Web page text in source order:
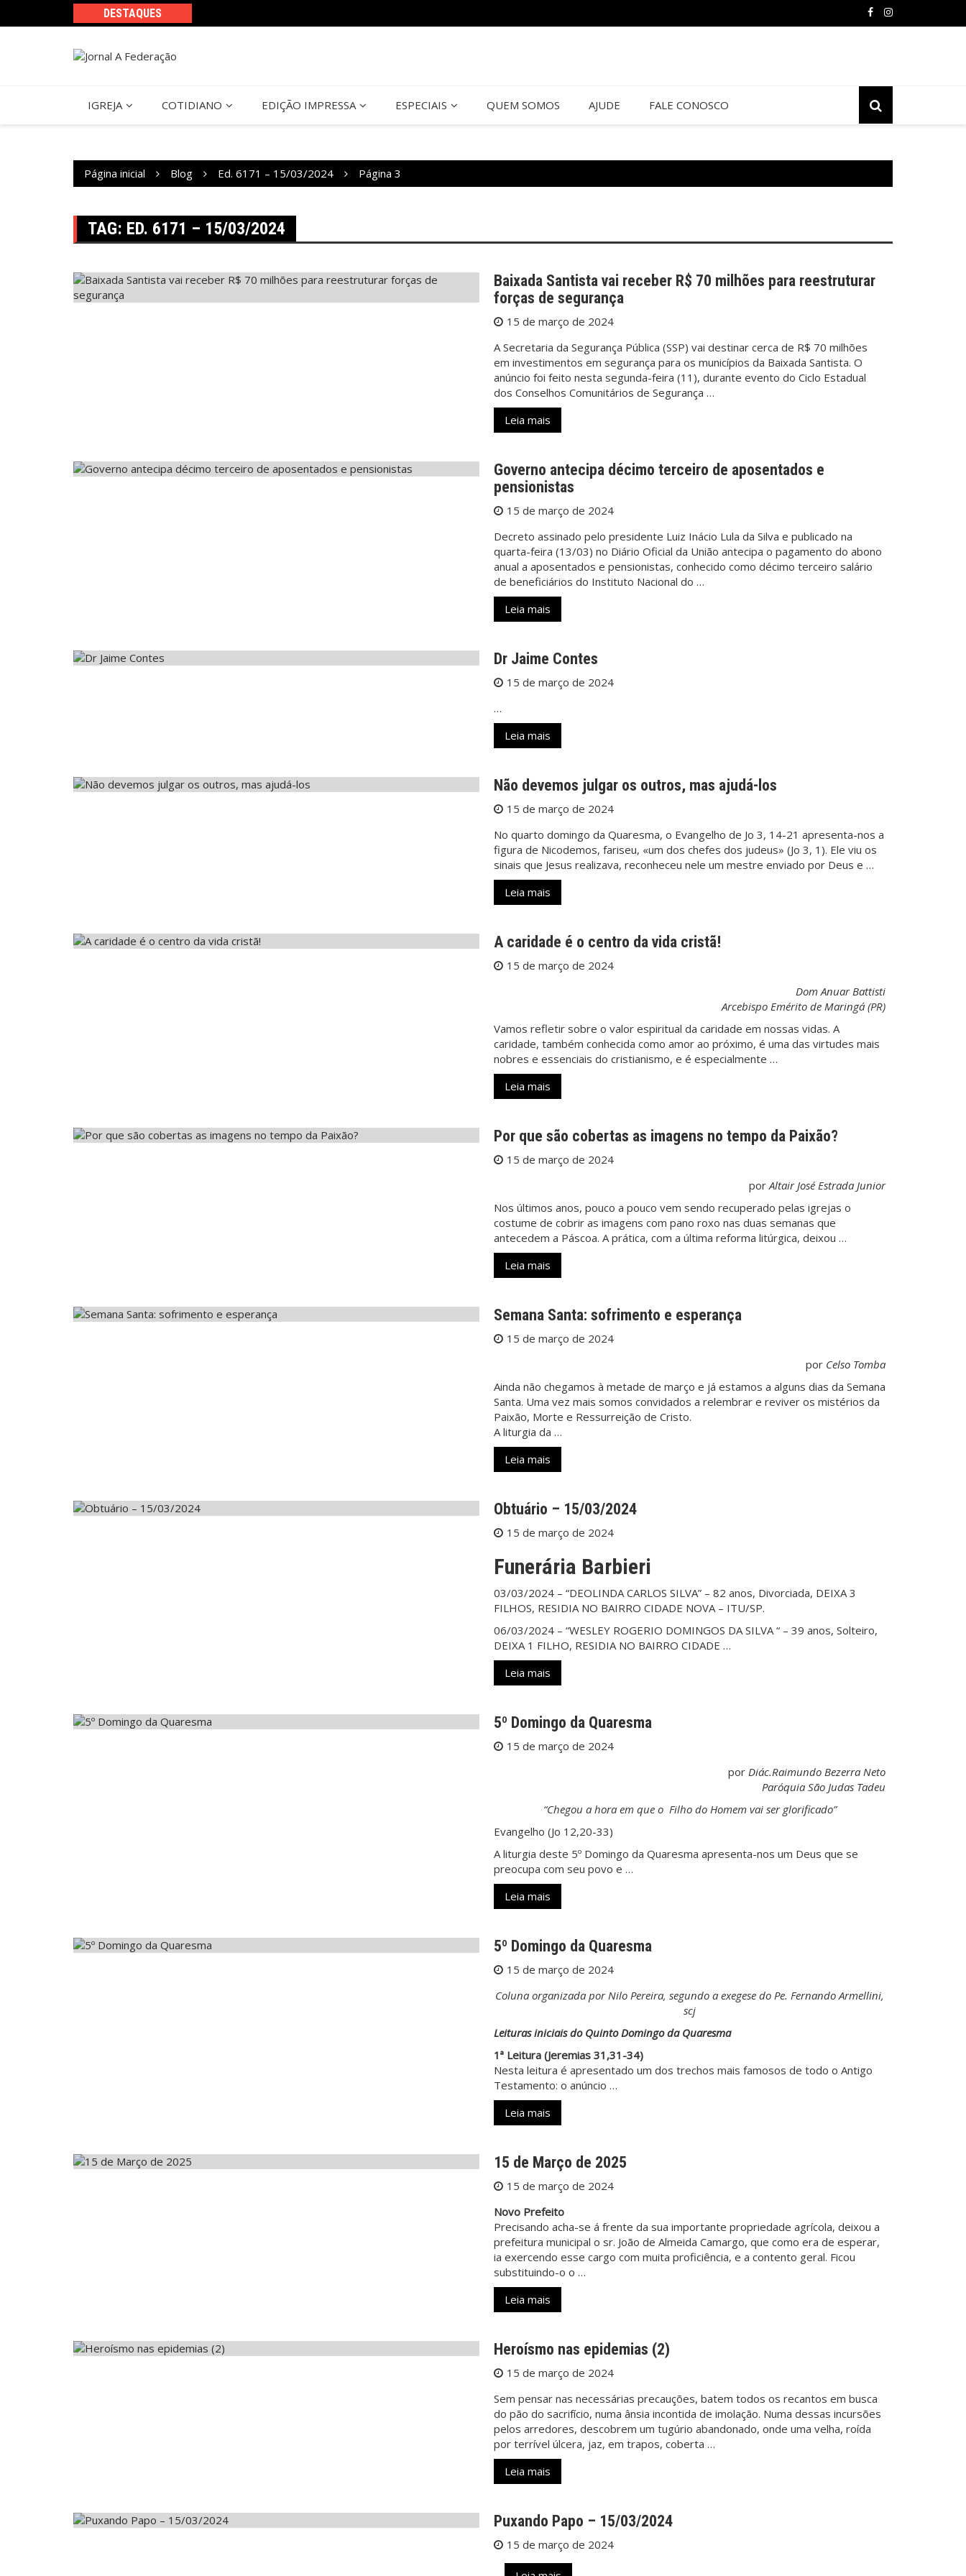
DESTAQUES
IGREJA COTIDIANO EDIÇÃO IMPRESSA ESPECIAIS QUEM SOMOS AJUDE FALE CONOSCO
Página inicial Blog Ed. 6171 – 15/03/2024 Página 3
TAG: ED. 6171 – 15/03/2024
Baixada Santista vai receber R$ 70 milhões para reestruturar
forças de segurança
15 de março de 2024
A Secretaria da Segurança Pública (SSP) vai destinar cerca de R$ 70 milhões
em investimentos em segurança para os municípios da Baixada Santista. O
anúncio foi feito nesta segunda-feira (11), durante evento do Ciclo Estadual
dos Conselhos Comunitários de Segurança …
Leia mais
Governo antecipa décimo terceiro de aposentados e
pensionistas
15 de março de 2024
Decreto assinado pelo presidente Luiz Inácio Lula da Silva e publicado na
quarta-feira (13/03) no Diário Oficial da União antecipa o pagamento do abono
anual a aposentados e pensionistas, conhecido como décimo terceiro salário
de beneficiários do Instituto Nacional do …
Leia mais
Dr Jaime Contes
15 de março de 2024
…
Leia mais
Não devemos julgar os outros, mas ajudá-los
15 de março de 2024
No quarto domingo da Quaresma, o Evangelho de Jo 3, 14-21 apresenta-nos a
figura de Nicodemos, fariseu, «um dos chefes dos judeus» (Jo 3, 1). Ele viu os
sinais que Jesus realizava, reconheceu nele um mestre enviado por Deus e …
Leia mais
A caridade é o centro da vida cristã!
15 de março de 2024
Dom Anuar Battisti
Arcebispo Emérito de Maringá (PR)
Vamos refletir sobre o valor espiritual da caridade em nossas vidas. A
caridade, também conhecida como amor ao próximo, é uma das virtudes mais
nobres e essenciais do cristianismo, e é especialmente …
Leia mais
Por que são cobertas as imagens no tempo da Paixão?
15 de março de 2024
porAltair José Estrada Junior
Nos últimos anos, pouco a pouco vem sendo recuperado pelas igrejas o
costume de cobrir as imagens com pano roxo nas duas semanas que
antecedem a Páscoa. A prática, com a última reforma litúrgica, deixou …
Leia mais
Semana Santa: sofrimento e esperança
15 de março de 2024
por Celso Tomba
Ainda não chegamos à metade de março e já estamos a alguns dias da Semana
Santa. Uma vez mais somos convidados a relembrar e reviver os mistérios da
Paixão, Morte e Ressurreição de Cristo.
A liturgia da …
Leia mais
Obtuário – 15/03/2024
15 de março de 2024
Funerária Barbieri
03/03/2024 – “DEOLINDA CARLOS SILVA” – 82 anos, Divorciada, DEIXA 3
FILHOS, RESIDIA NO BAIRRO CIDADE NOVA – ITU/SP.
06/03/2024 – “WESLEY ROGERIO DOMINGOS DA SILVA “ – 39 anos, Solteiro,
DEIXA 1 FILHO, RESIDIA NO BAIRRO CIDADE …
Leia mais
5º Domingo da Quaresma
15 de março de 2024
por Diác.Raimundo Bezerra Neto
Paróquia São Judas Tadeu
“Chegou a hora em que o Filho do Homem vai ser glorificado”
Evangelho (Jo 12,20-33)
A liturgia deste 5º Domingo da Quaresma apresenta-nos um Deus que se
preocupa com seu povo e …
Leia mais
5º Domingo da Quaresma
15 de março de 2024
Coluna organizada por Nilo Pereira, segundo a exegese do Pe. Fernando Armellini,
scj
Leituras iniciais do Quinto Domingo da Quaresma
1ª Leitura (Jeremias 31,31-34)
Nesta leitura é apresentado um dos trechos mais famosos de todo o Antigo
Testamento: o anúncio …
Leia mais
15 de Março de 2025
15 de março de 2024
Novo Prefeito
Precisando acha-se á frente da sua importante propriedade agrícola, deixou a
prefeitura municipal o sr. João de Almeida Camargo, que como era de esperar,
ia exercendo esse cargo com muita proficiência, e a contento geral. Ficou
substituindo-o o …
Leia mais
Heroísmo nas epidemias (2)
15 de março de 2024
Sem pensar nas necessárias precauções, batem todos os recantos em busca
do pão do sacrifício, numa ânsia incontida de imolação. Numa dessas incursões
pelos arredores, descobrem um tugúrio abandonado, onde uma velha, roída
por terrível úlcera, jaz, em trapos, coberta …
Leia mais
Puxando Papo – 15/03/2024
15 de março de 2024